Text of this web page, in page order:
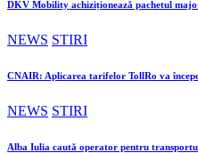
DKV Mobility achiziționează pachetul
NEWS STIRI
CNAIR: Aplicarea tarifelor TollRo va
NEWS STIRI
Alba Iulia caută operator pentru